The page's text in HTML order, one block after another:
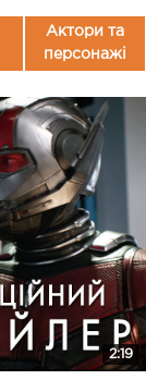
Актори та
персонажі
2:19